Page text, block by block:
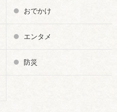
おでかけ
エンタメ
防災